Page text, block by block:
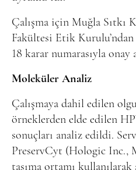
Çalışma için Muğla Sıtkı
Fakültesi Etik
18 karar numarasıyla onay
Moleküler Analiz
Çalışmaya dahil edilen
örneklerden elde edilen
sonuçları analiz edildi.
PreservCyt (Hologic Inc.,
taşıma ortamı kullanılarak